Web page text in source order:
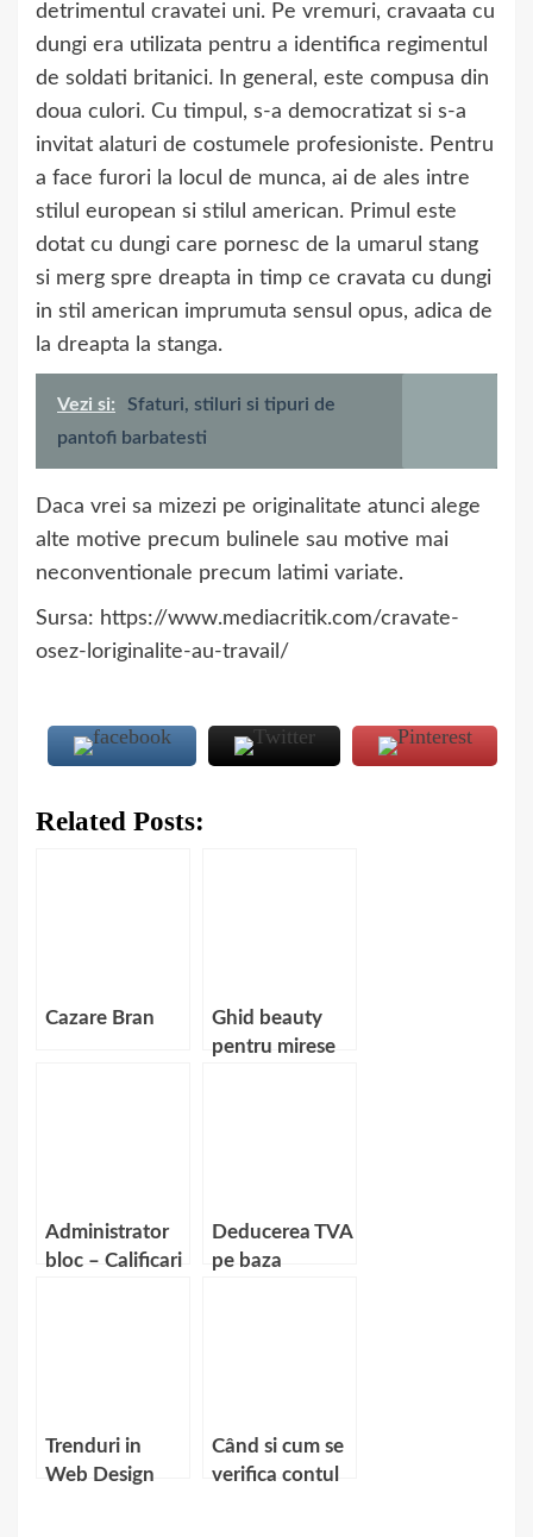
detrimentul cravatei uni. Pe vremuri, cravaata cu
dungi era utilizata pentru a identifica regimentul
de soldati britanici. In general, este compusa din
doua culori. Cu timpul, s-a democratizat si s-a
invitat alaturi de costumele profesioniste. Pentru
a face furori la locul de munca, ai de ales intre
stilul european si stilul american. Primul este
dotat cu dungi care pornesc de la umarul stang
si merg spre dreapta in timp ce cravata cu dungi
in stil american imprumuta sensul opus, adica de
la dreapta la stanga.
Vezi si:
Sfaturi, stiluri si tipuri de
pantofi barbatesti
Daca vrei sa mizezi pe originalitate atunci alege
alte motive precum bulinele sau motive mai
neconventionale precum latimi variate.
Sursa: https://www.mediacritik.com/cravate-
osez-loriginalite-au-travail/
Related Posts:
Cazare Bran
Ghid beauty
pentru mirese
Administrator
bloc – Calificari
Deducerea TVA
pe baza
Trenduri in
Web Design
Când si cum se
verifica contul